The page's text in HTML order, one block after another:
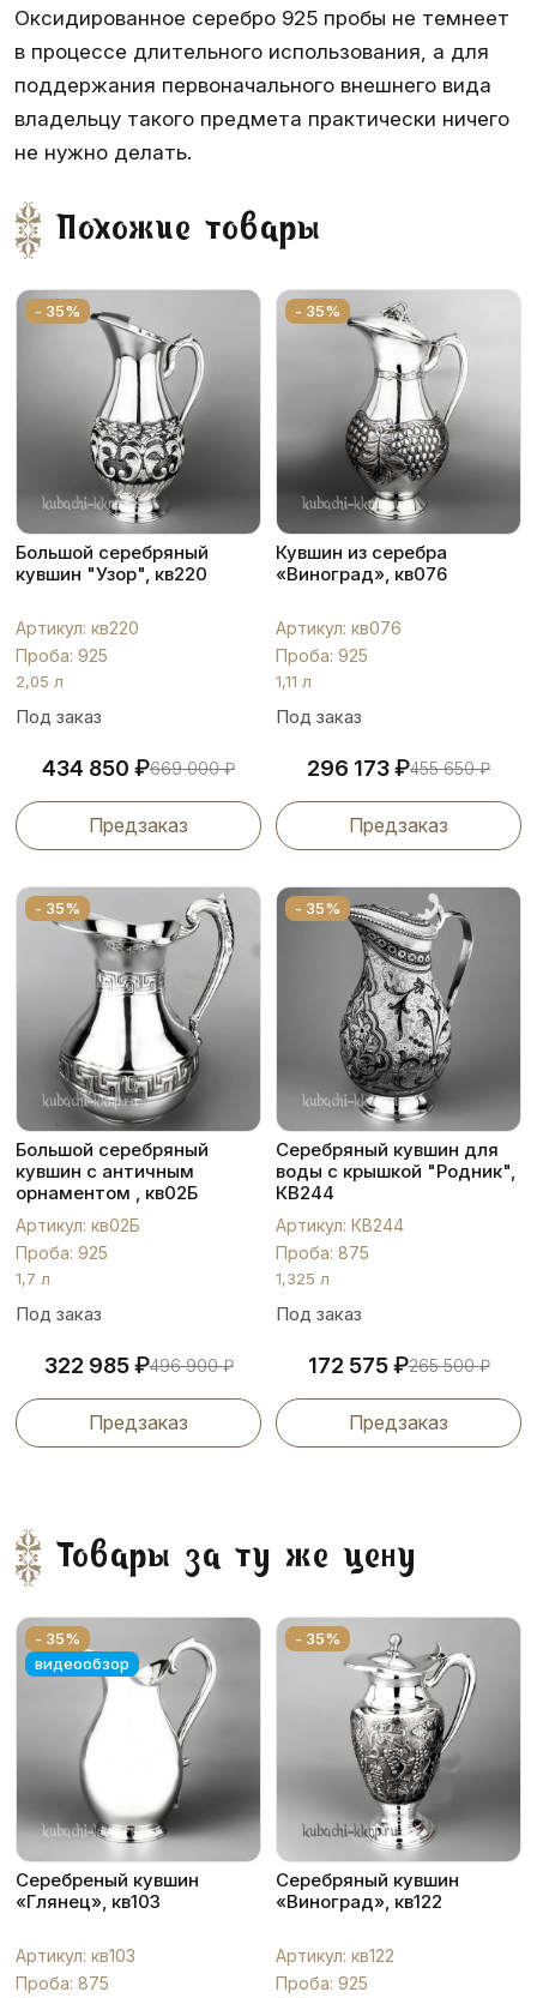
Оксидированное серебро 925 пробы не темнеет
в процессе длительного использования, а для
поддержания первоначального внешнего вида
владельцу такого предмета практически ничего
не нужно делать.
Похожие товары
- 35%
Большой серебряный
кувшин "Узор", кв220
Артикул: кв220
Проба: 925
2,05 л
Под заказ
434 850 ₽669 000₽
Предзаказ
- 35%
Кувшин из серебра
«Виноград», кв076
Артикул: кв076
Проба: 925
1,11 л
Под заказ
296 173₽455 650₽
Предзаказ
- 35%
Большой серебряный
кувшин с античным
орнаментом , кв02Б
Артикул: кв02Б
Проба: 925
1,7 л
Под заказ
322 985₽496 900₽
Предзаказ
- 35%
Серебряный кувшин для
воды с крышкой "Родник",
КВ244
Артикул: КВ244
Проба: 875
1,325 л
Под заказ
172 575₽265 500₽
Предзаказ
Товары за ту же цену
- 35%
видеообзор
Серебреный кувшин
«Глянец», кв103
Артикул: кв103
Проба: 875
- 35%
Серебряный кувшин
«Виноград», кв122
Артикул: кв122
Проба: 925